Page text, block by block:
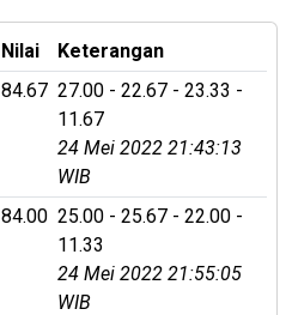
Nilai
Keterangan
84.67 27.00 - 22.67 - 23.33 -
11.67
24 Mei 2022 21:43:13
WIB
84.00 25.00 - 25.67 - 22.00 -
11.33
24 Mei 2022 21:55:05
WIB